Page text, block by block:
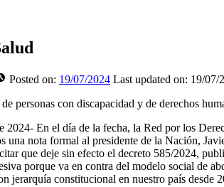
Posted on: 19/07/2024 Last updated on: 19/07/
personas con discapacidad y de derechos
En el día de la fecha, la Red por los
una nota formal al presidente de la Nación,
que deje sin efecto el decreto 585/2024,
porque va en contra del modelo social de
jerarquía constitucional en nuestro país desde